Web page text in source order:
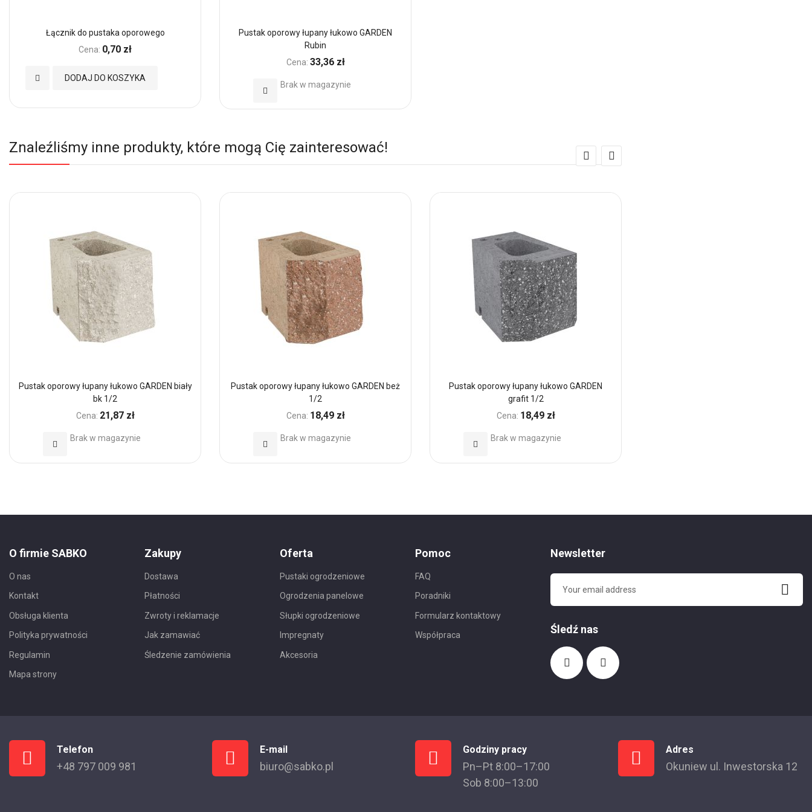
Łącznik do pustaka oporowego
Cena: 0,70 zł
DODAJ DO KOSZYKA
Dodaj
Pustak oporowy łupany łukowo GARDEN
Rubin
Cena: 33,36 zł
Brak w magazynie
Dodaj
Znaleźliśmy inne produkty, które mogą Cię zainteresować!
Pustak oporowy łupany łukowo GARDEN biały
bk 1/2
Cena: 21,87 zł
Brak w magazynie
Dodaj
Pustak oporowy łupany łukowo GARDEN beż
1/2
Cena: 18,49 zł
Brak w magazynie
Dodaj
Pustak oporowy łupany łukowo GARDEN
grafit 1/2
Cena: 18,49 zł
Brak w magazynie
Dodaj
O firmie SABKO
O nas
Kontakt
Obsługa klienta
Polityka prywatności
Regulamin
Mapa strony
Zakupy
Dostawa
Płatności
Zwroty i reklamacje
Jak zamawiać
Śledzenie zamówienia
Oferta
Pustaki ogrodzeniowe
Ogrodzenia panelowe
Słupki ogrodzeniowe
Impregnaty
Akcesoria
Pomoc
FAQ
Poradniki
Formularz kontaktowy
Współpraca
Newsletter
Śledź nas
Telefon
+48 797 009 981
E-mail
biuro@sabko.pl
Godziny pracy
Pn–Pt 8:00–17:00
Sob 8:00–13:00
Adres
Okuniew ul. Inwestorska 12